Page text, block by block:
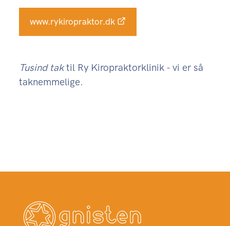
www.rykiropraktor.dk
Tusind taktil Ry Kiropraktorklinik - vi er så
taknemmelige.